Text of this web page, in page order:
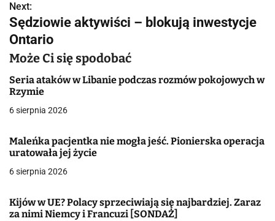
i
g
a
c
j
w
p
i
Next:
Sędziowie aktywiści – blokują inwestycje
Ontario
Może Ci się spodobać
Seria ataków w Libanie podczas rozmów pokojowych w
Rzymie
6 sierpnia 2026
Maleńka pacjentka nie mogła jeść. Pionierska operacja
uratowała jej życie
6 sierpnia 2026
Kijów w UE? Polacy sprzeciwiają się najbardziej. Zaraz
za nimi Niemcy i Francuzi [SONDAŻ]